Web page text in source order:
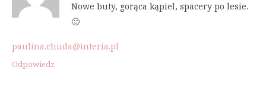
Nowe buty, gorąca kąpiel, spacery po lesie.
🙂
paulina.chuda@interia.pl
Odpowiedz